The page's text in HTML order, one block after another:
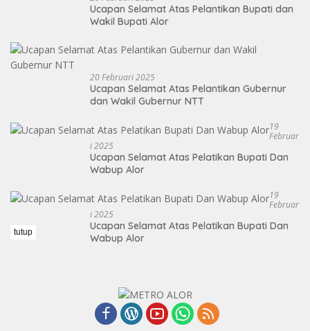
Ucapan Selamat Atas Pelantikan Bupati dan
Wakil Bupati Alor
20 Februari 2025
Ucapan Selamat Atas Pelantikan Gubernur
dan Wakil Gubernur NTT
19
Februar
I 2025
Ucapan Selamat Atas Pelatikan Bupati Dan
Wabup Alor
19
Februar
I 2025
Ucapan Selamat Atas Pelatikan Bupati Dan
Wabup Alor
tutup